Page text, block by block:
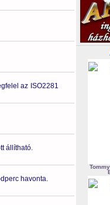
az ISO2281
állítható.
havonta.